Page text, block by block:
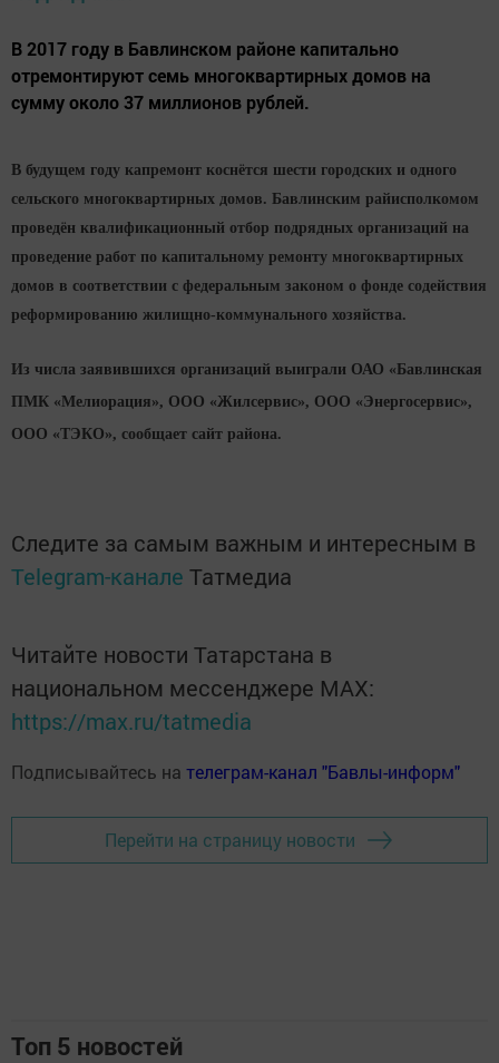
В 2017 году в Бавлинском районе капитально
отремонтируют семь многоквартирных домов на
сумму около 37 миллионов рублей.
В будущем году капремонт коснётся шести городских и одного
сельского многоквартирных домов. Бавлинским райисполкомом
проведён квалификационный отбор подрядных организаций на
проведение работ по капитальному ремонту многоквартирных
домов в соответствии с федеральным законом о фонде содействия
реформированию жилищно-коммунального хозяйства.
Из числа заявившихся организаций выиграли ОАО «Бавлинская
ПМК «Мелиорация», ООО «Жилсервис», ООО «Энергосервис»,
ООО «ТЭКО», сообщает сайт района.
Следите за самым важным и интересным в
Telegram-канале Татмедиа
Читайте новости Татарстана в
национальном мессенджере MАХ:
https://max.ru/tatmedia
Подписывайтесь на телеграм-канал "Бавлы-информ"
Перейти на страницу новости
Топ 5 новостей